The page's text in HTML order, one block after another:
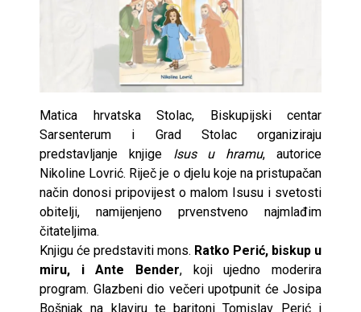
Matica hrvatska Stolac, Biskupijski centar
Sarsenterum i Grad Stolac organiziraju
predstavljanje knjige Isus u hramu, autorice
Nikoline Lovrić. Riječ je o djelu koje na pristupačan
način donosi pripovijest o malom Isusu i svetosti
obitelji, namijenjeno prvenstveno najmlađim
čitateljima.
Knjigu će predstaviti mons. Ratko Perić, biskup u
miru, i Ante Bender, koji ujedno moderira
program. Glazbeni dio večeri upotpunit će Josipa
Bošnjak na klaviru te baritoni Tomislav Perić i